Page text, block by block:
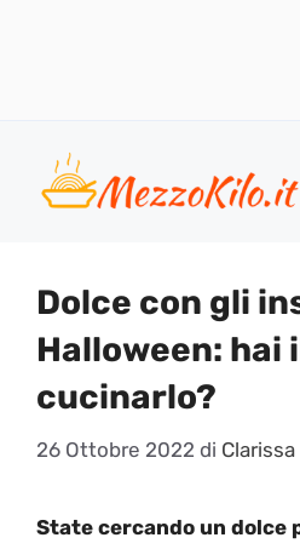
contenuto
Dolce con gli
Halloween: hai
cucinarlo?
26 Ottobre 2022 di Clarissa
State cercando un dolce